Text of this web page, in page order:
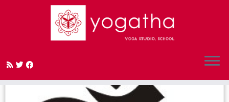
content